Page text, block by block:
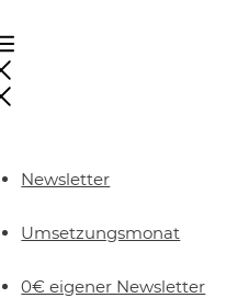
Newsletter
Umsetzungsmonat
0€ eigener Newsletter